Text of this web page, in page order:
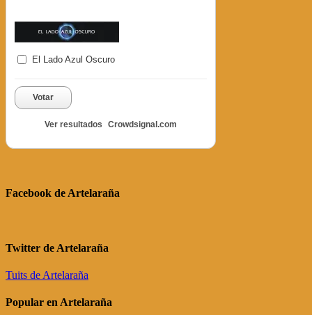
El Lado Azul Oscuro
Votar
Ver resultados Crowdsignal.com
Facebook de Artelaraña
Twitter de Artelaraña
Tuits de Artelaraña
Popular en Artelaraña